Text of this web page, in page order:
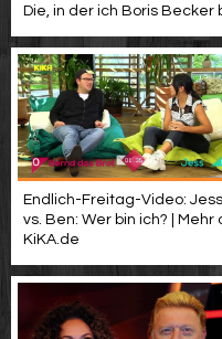
Die, in der ich Boris Becker
Endlich-Freitag-Video: Jess
vs. Ben: Wer bin ich? | Mehr
KiKA.de